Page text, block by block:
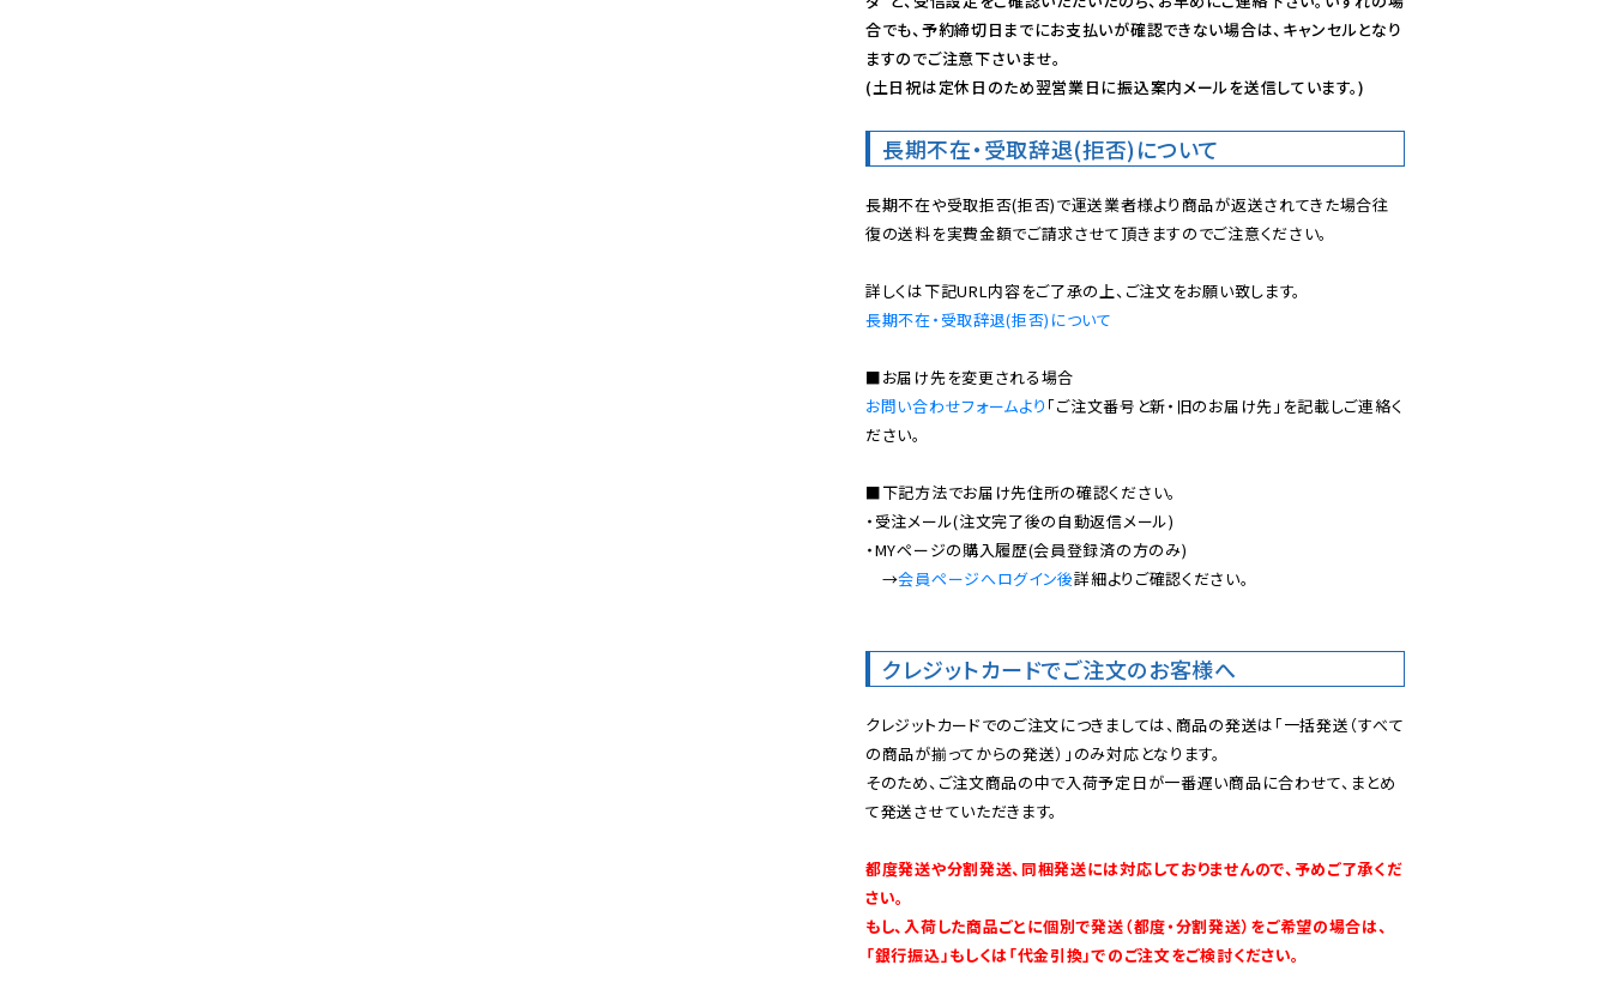
合でも、予約締切日までにお支払いが確認できない場合は、キャンセルとなり
ますのでご注意下さいませ。
(土日祝は定休日のため翌営業日に振込案内メールを送信しています。)
長期不在・受取辞退(拒否)について
長期不在や受取拒否(拒否)で運送業者様より商品が返送されてきた場合往
復の送料を実費金額でご請求させて頂きますのでご注意ください。
長期不在・受取辞退(拒否)について
お問い合わせフォームより 「ご注文番号と新・旧のお届け先」を記載しご連絡く
ださい。
■下記方法でお届け先住所の確認ください。
・受注メール(注文完了後の自動返信メール)
・MYページの購入履歴(会員登録済の方のみ)
→会員ページへログイン後詳細よりご確認ください。
クレジットカードでご注文のお客様へ
クレジットカードでのご注文につきましては、商品の発送は「一括発送（すべて
の商品が揃ってからの発送）」のみ対応となります。
そのため、ご注文商品の中で入荷予定日が一番遅い商品に合わせて、まとめ
て発送させていただきます。
都度発送や分割発送、同梱発送には対応しておりませんので、予めご了承くだ
さい。
もし、入荷した商品ごとに個別で発送（都度・分割発送）をご希望の場合は、
「銀行振込」もしくは「代金引換」でのご注文をご検討ください。